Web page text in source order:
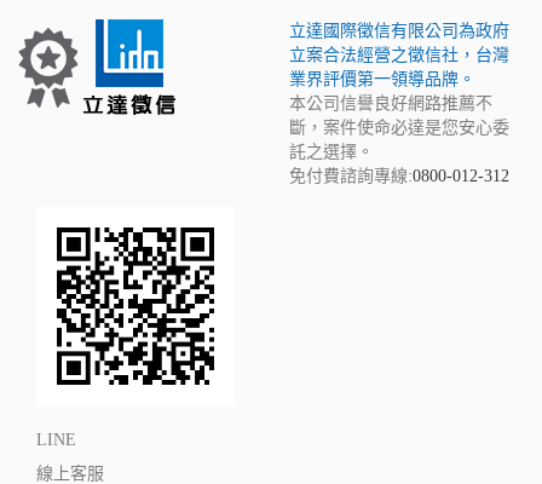
立達國際徵信有限公司為政府
立案合法經營之徵信社，台灣
業界評價第一領導品牌。
本公司信譽良好網路推薦不
斷，案件使命必達是您安心委
託之選擇。
免付費諮詢專線:0800-012-312
LINE
線上客服